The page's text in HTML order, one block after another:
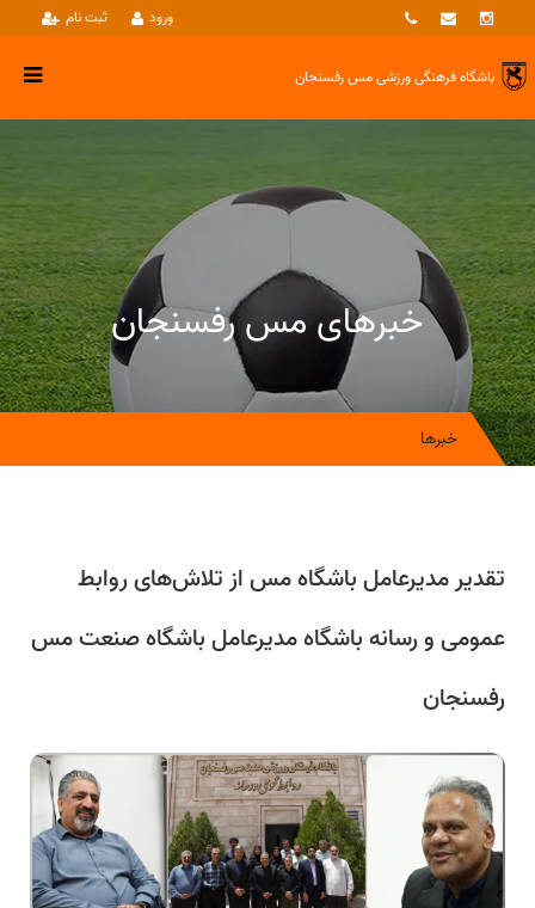
ثبت نام ورود
باشگاه فرهنگی ورزشیمس رفسنجان
خبرهای مس رفسنجان
خبرها
تقدیر مدیرعامل باشگاه مس از تلاش‌های روابط
عمومی و رسانه باشگاه مدیرعامل باشگاه صنعت مس
رفسنجان